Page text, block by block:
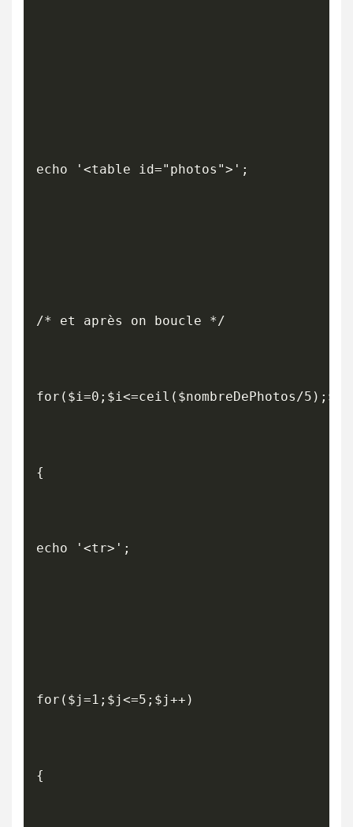
echo '<table id="photos">';
/* et après on boucle */
for($i=0;$i<=ceil($nombreDePhotos/
{
echo '<tr>';
for($j=1;$j<=5;$j++)
{